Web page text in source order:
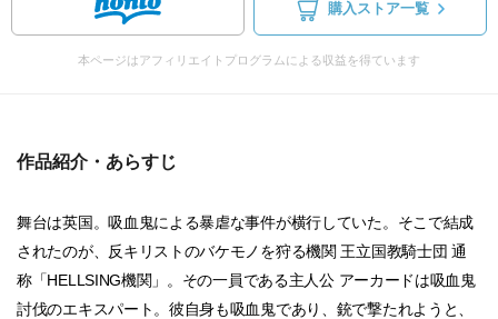
購入ストア一覧
本ページはアフィリエイトプログラムによる収益を得ています
作品紹介・あらすじ
舞台は英国。吸血鬼による暴虐な事件が横行していた。そこで結成
されたのが、反キリストのバケモノを狩る機関 王立国教騎士団 通
称「HELLSING機関」。その一員である主人公 アーカードは吸血鬼
討伐のエキスパート。彼自身も吸血鬼であり、銃で撃たれようと、